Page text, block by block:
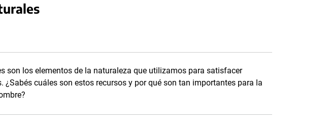
son los elementos de la naturaleza que utilizamos para satisfacer
¿Sabés cuáles son estos recursos y por qué son tan importantes para la